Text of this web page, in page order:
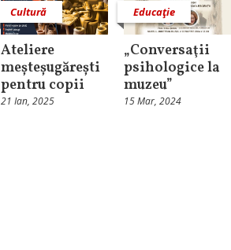
Cultură
Ateliere
meșteșugărești
pentru copii
21 Ian, 2025
Educaţie
„Conversaţii
psihologice la
muzeu”
15 Mar, 2024